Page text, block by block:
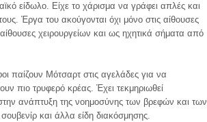
είδωλο. Είχε το χάρισμα να γράφει απλές και
Έργα του ακούγονται όχι μόνο στις αίθουσες
χειρουργείων και ως ηχητικά σήματα από
παίζουν Μότσαρτ στις αγελάδες για να
πιο τρυφερό κρέας. Έχει τεκμηριωθεί
ανάπτυξη της νοημοσύνης των βρεφών και των
και άλλα είδη διακόσμησης.